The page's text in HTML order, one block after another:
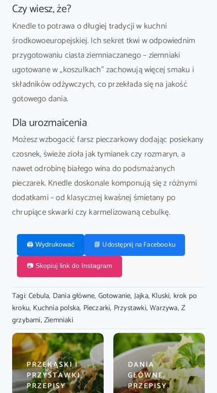
Czy wiesz, że?
Knedle to potrawa o długiej tradycji w kuchni
środkowoeuropejskiej. Ich sekret tkwi w odpowiednim
przygotowaniu ciasta ziemniaczanego – ziemniaki
ugotowane w „koszulkach” zachowują więcej smaku i
składników odżywczych, co przekłada się na jakość
gotowego dania.
Dla urozmaicenia
Możesz wzbogacić farsz pieczarkowy dodając posiekany
czosnek, świeże zioła jak tymianek czy rozmaryn, a
nawet odrobinę białego wina do podsmażanych
pieczarek. Knedle doskonale komponują się z różnymi
dodatkami – od klasycznej kwaśnej śmietany po
chrupiące skwarki czy karmelizowaną cebulkę.
🖨️ Wydrukować 📘 Udostępnij na Facebooku
📷 Skopiuj link do Instagram
Tagi:Cebula, Dania główne, Gotowanie, Jajka, Kluski, krok po
kroku, Kuchnia polska, Pieczarki, Przystawki,Warzywa,Z
grzybami, Ziemniaki
PRZEKĄSKI I
PRZYSTAWKI,
PRZEPISY
DANIA
GŁÓWNE,
PRZEPISY